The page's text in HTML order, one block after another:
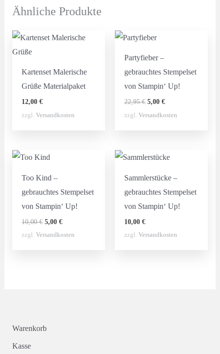
Ähnliche Produkte
Kartenset Malerische
Grüße Materialpaket
12,00 €
zzgl. Versandkosten
Partyfieber –
gebrauchtes Stempelset
von Stampin‘ Up!
22,95€ Ursprünglicher
war:
5,00€Aktueller
ist:
zzgl.Versandkosten
Too Kind –
gebrauchtes Stempelset
von Stampin‘ Up!
10,00€ Ursprünglicher
war:
5,00 €Aktueller
ist:
zzgl. Versandkosten
Sammlerstücke –
gebrauchtes Stempelset
von Stampin‘ Up!
10,00€
zzgl.Versandkosten
Warenkorb
Kasse